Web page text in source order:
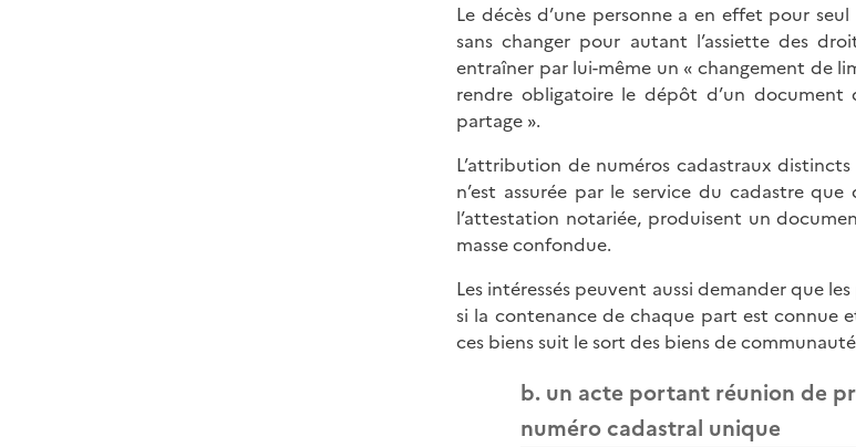
Le décès d’une personne a en effet pour
sans changer pour autant l’assiette des
entraîner par lui-même un « changement de
rendre obligatoire le dépôt d’un document
partage ».
L’attribution de numéros cadastraux
n’est assurée par le service du cadastre
l’attestation notariée, produisent un
masse confondue.
Les intéressés peuvent aussi demander que
si la contenance de chaque part est connue
ces biens suit le sort des biens de
b. un acte portant réunion de
numéro cadastral unique